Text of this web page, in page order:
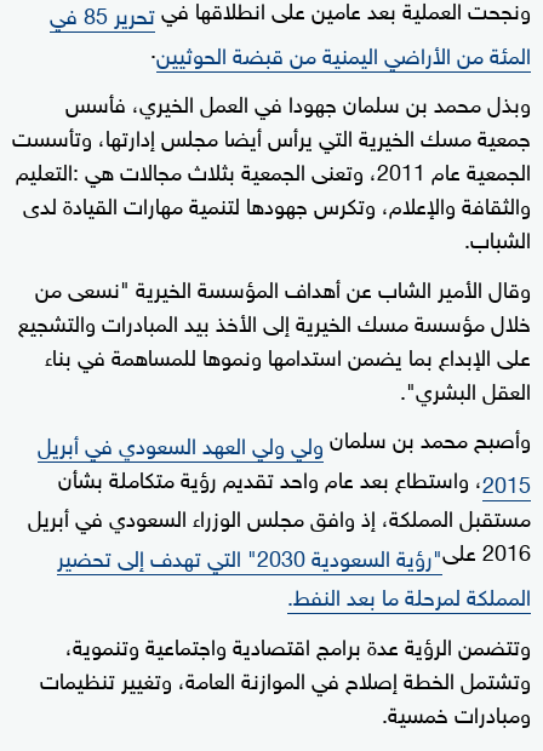
ونجحت العملية بعد عامين على انطلاقها في
تحرير 85 في
المئة من الأراضي اليمنية من قبضة الحوثيين.
وبذل محمد بن سلمان جهودا في العمل الخيري، فأسس
جمعية مسك الخيرية التي يرأس أيضا مجلس إدارتها، وتأسست
الجمعية عام 2011، وتعنى الجمعية بثلاث مجالات هي :التعليم
والثقافة والإعلام، وتكرس جهودها لتنمية مهارات القيادة لدى
الشباب.
وقال الأمير الشاب عن أهداف المؤسسة الخيرية "نسعى من
خلال مؤسسة مسك الخيرية إلى الأخذ بيد المبادرات والتشجيع
على الإبداع بما يضمن استدامها ونموها للمساهمة في بناء
العقل البشري".
وأصبح محمد بن سلمانولي ولي العهد السعودي في أبريل
2015، واستطاع بعد عام واحد تقديم رؤية متكاملة بشأن
مستقبل المملكة، إذ وافق مجلس الوزراء السعودي في أبريل
2016 على
"رؤية السعودية 2030" التي تهدف إلى تحضير
المملكة لمرحلة ما بعد النفط.
وتتضمن الرؤية عدة برامج اقتصادية واجتماعية وتنموية،
وتشتمل الخطة إصلاح في الموازنة العامة، وتغيير تنظيمات
ومبادرات خمسية.